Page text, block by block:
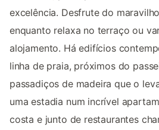
excelência. Desfrute do
enquanto relaxa no terraço ou
alojamento. Há edifícios
linha de praia, próximos do
passadiços de madeira que o
uma estadia num incrível
costa e junto de restaurantes